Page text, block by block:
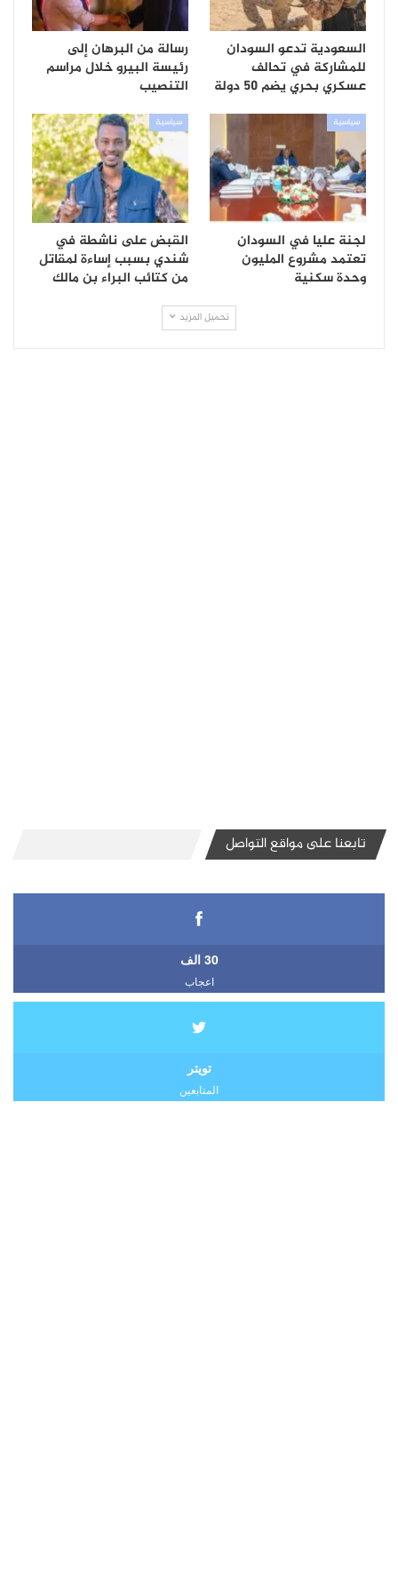
السعودية تدعو السودان
للمشاركة في تحالف
عسكري بحري يضم 50 دولة
رسالة من البرهان إلى
رئيسة البيرو خلال مراسم
التنصيب
سياسية
لجنة عليا في السودان
تعتمد مشروع المليون
وحدة سكنية
سياسية
القبض على ناشطة في
شندي بسبب إساءة لمقاتل
من كتائب البراء بن مالك
تحميل المزيد
تابعنا على مواقع التواصل
30 الف
اعجاب
تويتر
المتابعين